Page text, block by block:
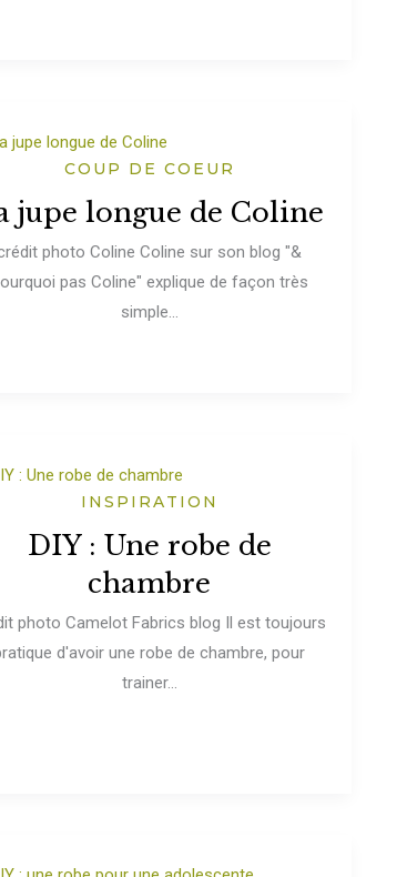
COUP DE COEUR
jupe longue de Coline
photo Coline Coline sur son blog "&
pas Coline" explique de façon très
simple...
INSPIRATION
DIY : Une robe de
chambre
photo Camelot Fabrics blog Il est toujours
d'avoir une robe de chambre, pour
trainer...